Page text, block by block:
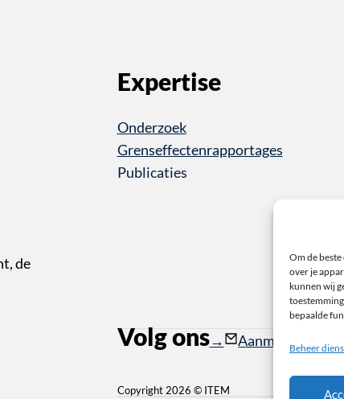
Om de
over je
kunnen wij
bepaalde
Beheer
de
Expertise
Onderzoek
Grenseffectenrapportages
Publicaties
Volg onsFollow us on Instagram
Follow us on YouTube
Aanmelden
Copyright 2026 © ITEM